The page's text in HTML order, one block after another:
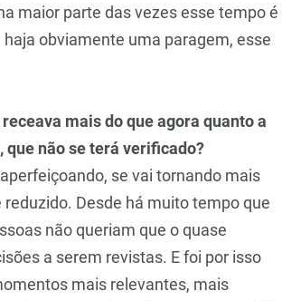
maior parte das vezes esse tempo é
obviamente uma paragem, esse
mais do que agora quanto a
não se terá verificado?
se vai tornando mais
Desde há muito tempo que
não queriam que o quase
a serem revistas. E foi por isso
mais relevantes, mais